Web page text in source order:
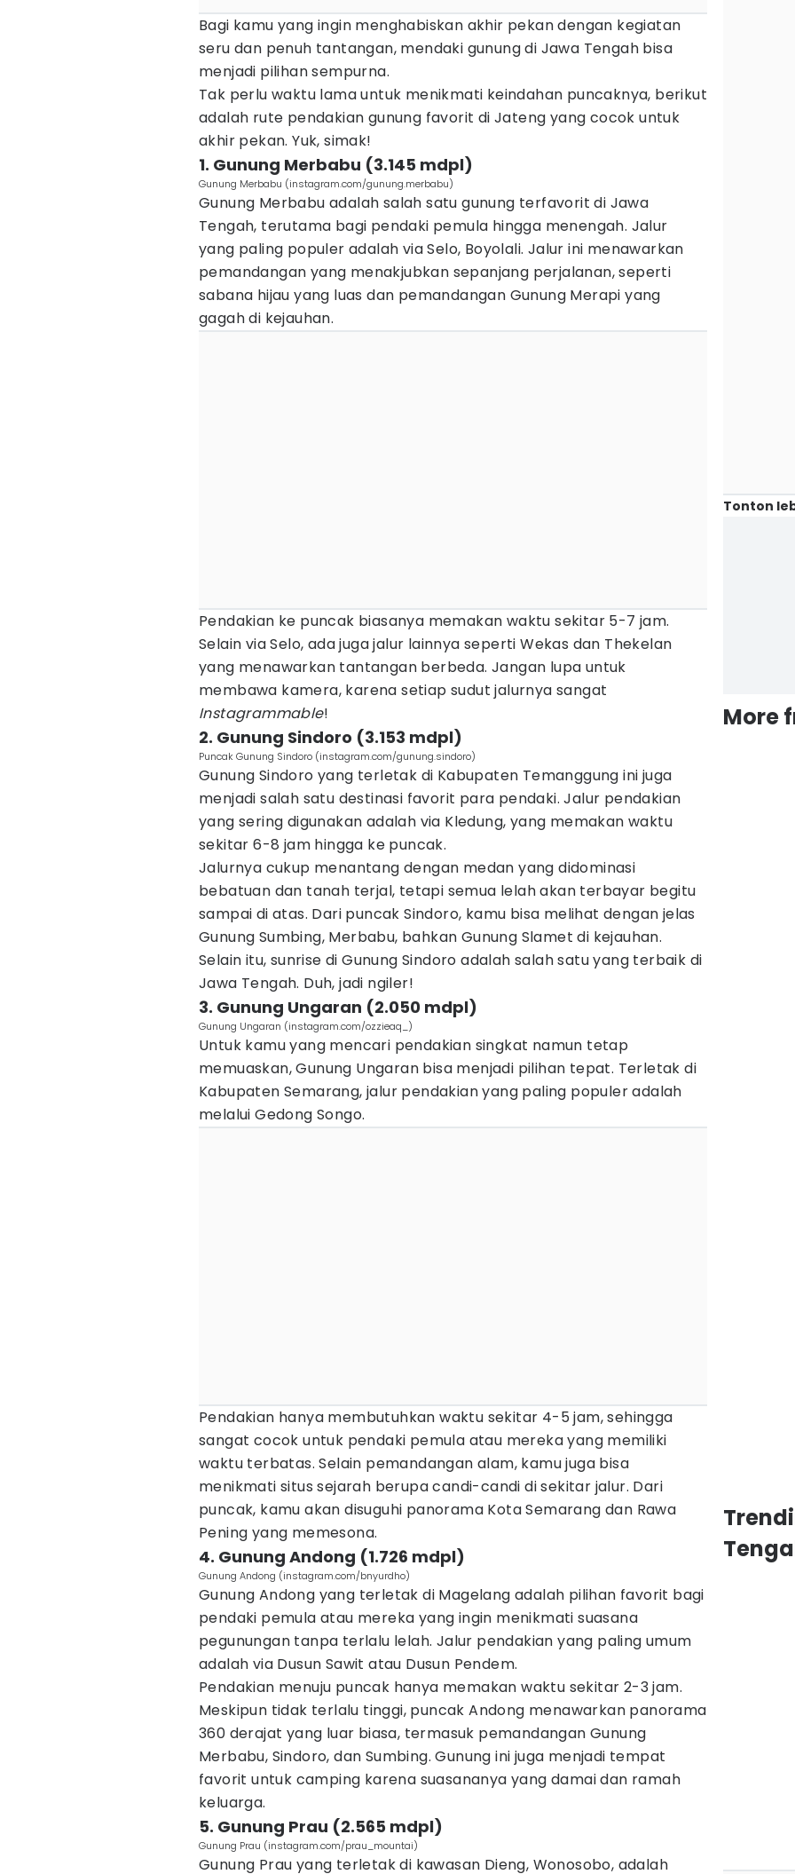
Bagi kamu yang ingin menghabiskan akhir pekan dengan kegiatan
seru dan penuh tantangan, mendaki gunung di Jawa Tengah bisa
menjadi pilihan sempurna.
Tak perlu waktu lama untuk menikmati keindahan puncaknya, berikut
adalah rute pendakian gunung favorit di Jateng yang cocok untuk
akhir pekan. Yuk, simak!
1. Gunung Merbabu (3.145 mdpl)
Gunung Merbabu (instagram.com/gunung.merbabu)
Gunung Merbabu adalah salah satu gunung terfavorit di Jawa
Tengah, terutama bagi pendaki pemula hingga menengah. Jalur
yang paling populer adalah via Selo, Boyolali. Jalur ini menawarkan
pemandangan yang menakjubkan sepanjang perjalanan, seperti
sabana hijau yang luas dan pemandangan Gunung Merapi yang
gagah di kejauhan.
Pendakian ke puncak biasanya memakan waktu sekitar 5-7 jam.
Selain via Selo, ada juga jalur lainnya seperti Wekas dan Thekelan
yang menawarkan tantangan berbeda. Jangan lupa untuk
membawa kamera, karena setiap sudut jalurnya sangat
Instagrammable!
2. Gunung Sindoro (3.153 mdpl)
Puncak Gunung Sindoro (instagram.com/gunung.sindoro)
Gunung Sindoro yang terletak di Kabupaten Temanggung ini juga
menjadi salah satu destinasi favorit para pendaki. Jalur pendakian
yang sering digunakan adalah via Kledung, yang memakan waktu
sekitar 6-8 jam hingga ke puncak.
Jalurnya cukup menantang dengan medan yang didominasi
bebatuan dan tanah terjal, tetapi semua lelah akan terbayar begitu
sampai di atas. Dari puncak Sindoro, kamu bisa melihat dengan jelas
Gunung Sumbing, Merbabu, bahkan Gunung Slamet di kejauhan.
Selain itu, sunrise di Gunung Sindoro adalah salah satu yang terbaik di
Jawa Tengah. Duh, jadi ngiler!
3. Gunung Ungaran (2.050 mdpl)
Gunung Ungaran (instagram.com/ozzieaq_)
Untuk kamu yang mencari pendakian singkat namun tetap
memuaskan, Gunung Ungaran bisa menjadi pilihan tepat. Terletak di
Kabupaten Semarang, jalur pendakian yang paling populer adalah
melalui Gedong Songo.
Pendakian hanya membutuhkan waktu sekitar 4-5 jam, sehingga
sangat cocok untuk pendaki pemula atau mereka yang memiliki
waktu terbatas. Selain pemandangan alam, kamu juga bisa
menikmati situs sejarah berupa candi-candi di sekitar jalur. Dari
puncak, kamu akan disuguhi panorama Kota Semarang dan Rawa
Pening yang memesona.
4. Gunung Andong (1.726 mdpl)
Gunung Andong (instagram.com/bnyurdho)
Gunung Andong yang terletak di Magelang adalah pilihan favorit bagi
pendaki pemula atau mereka yang ingin menikmati suasana
pegunungan tanpa terlalu lelah. Jalur pendakian yang paling umum
adalah via Dusun Sawit atau Dusun Pendem.
Pendakian menuju puncak hanya memakan waktu sekitar 2-3 jam.
Meskipun tidak terlalu tinggi, puncak Andong menawarkan panorama
360 derajat yang luar biasa, termasuk pemandangan Gunung
Merbabu, Sindoro, dan Sumbing. Gunung ini juga menjadi tempat
favorit untuk camping karena suasananya yang damai dan ramah
keluarga.
5. Gunung Prau (2.565 mdpl)
Gunung Prau (instagram.com/prau_mountai)
Gunung Prau yang terletak di kawasan Dieng, Wonosobo, adalah
Tonton
More